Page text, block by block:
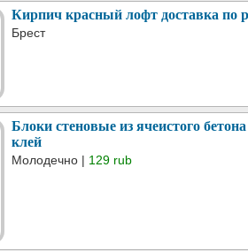
Кирпич красный лофт доставка по
Брест
Блоки стеновые из ячеистого
клей
Молодечно | 129 rub